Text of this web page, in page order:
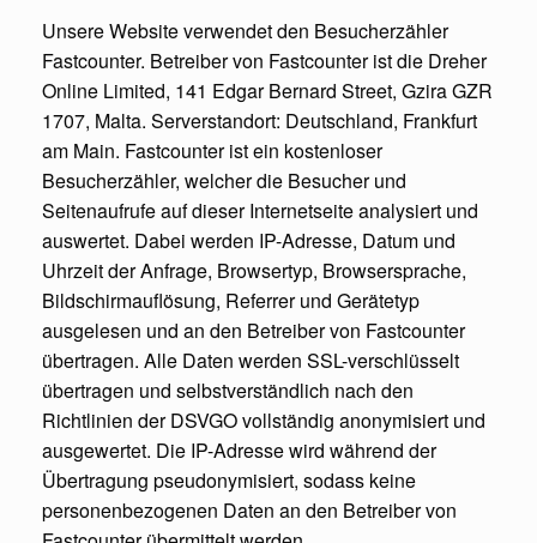
Unsere Website verwendet den Besucherzähler
Fastcounter. Betreiber von Fastcounter ist die Dreher
Online Limited, 141 Edgar Bernard Street, Gzira GZR
1707, Malta. Serverstandort: Deutschland, Frankfurt
am Main. Fastcounter ist ein kostenloser
Besucherzähler, welcher die Besucher und
Seitenaufrufe auf dieser Internetseite analysiert und
auswertet. Dabei werden IP-Adresse, Datum und
Uhrzeit der Anfrage, Browsertyp, Browsersprache,
Bildschirmauflösung, Referrer und Gerätetyp
ausgelesen und an den Betreiber von Fastcounter
übertragen. Alle Daten werden SSL-verschlüsselt
übertragen und selbstverständlich nach den
Richtlinien der DSVGO vollständig anonymisiert und
ausgewertet. Die IP-Adresse wird während der
Übertragung pseudonymisiert, sodass keine
personenbezogenen Daten an den Betreiber von